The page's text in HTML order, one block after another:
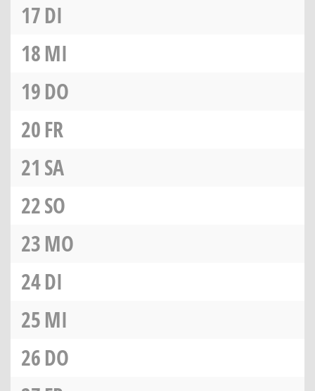
17DI
18MI
19DO
20FR
21 SA
22SO
23MO
24DI
25MI
26DO